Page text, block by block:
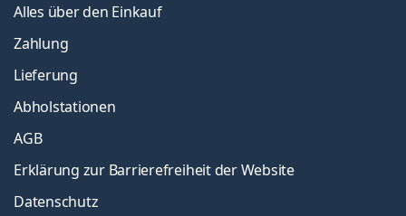
Alles über den Einkauf
Zahlung
Lieferung
Abholstationen
AGB
Erklärung zur Barrierefreiheit der Website
Datenschutz